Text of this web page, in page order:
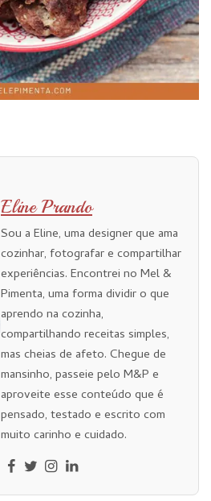
Eline Prando
Sou a Eline, uma designer que ama
cozinhar, fotografar e compartilhar
experiências. Encontrei no Mel &
Pimenta, uma forma dividir o que
aprendo na cozinha,
compartilhando receitas simples,
mas cheias de afeto. Chegue de
mansinho, passeie pelo M&P e
aproveite esse conteúdo que é
pensado, testado e escrito com
muito carinho e cuidado.